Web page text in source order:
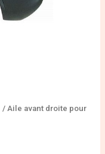
/ Aile avant droite pour